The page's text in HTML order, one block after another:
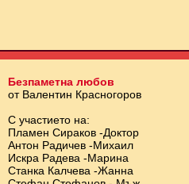
Безпаметна любов
от Валентин Красногоров
С участието на:
Пламен Сираков -Доктор
Антон Радичев -Михаил
Искра Радева -Марина
Станка Калчева -Жанна